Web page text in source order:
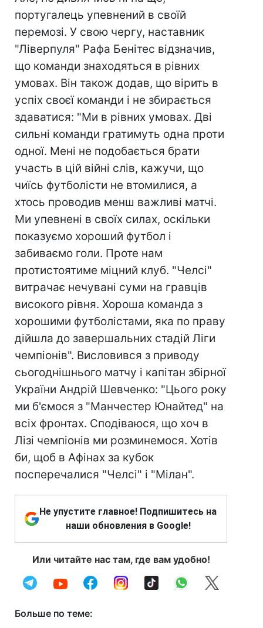
португалець упевнений в своїй
перемозі. У свою чергу, наставник
"Ліверпуля" Рафа Бенітес відзначив,
що команди знаходяться в рівних
умовах. Він також додав, що вірить в
успіх своєї команди і не збирається
здаватися: "Ми в рівних умовах. Дві
сильні команди гратимуть одна проти
одної. Мені не подобається брати
участь в цій війні слів, кажучи, що
чиїсь футболісти не втомилися, а
хтось проводив менш важливі матчі.
Ми упевнені в своїх силах, оскільки
показуємо хороший футбол і
забиваємо голи. Проте нам
протистоятиме міцний клуб. "Челсі"
витрачає нечувані суми на гравців
високого рівня. Хороша команда з
хорошими футболістами, яка по праву
дійшла до завершальних стадій Ліги
чемпіонів". Висловився з приводу
сьогоднішнього матчу і капітан збірної
України Андрій Шевченко: "Цього року
ми б'ємося з "Манчестер Юнайтед" на
всіх фронтах. Сподіваюся, що хоч в
Лізі чемпіонів ми розминемося. Хотів
би, щоб в Афінах за кубок
посперечалися "Челсі" і "Мілан".
Не упустите главное! Подпишитесь на
наши обновления в Google!
Или читайте нас там, где вам удобно!
Больше по теме: